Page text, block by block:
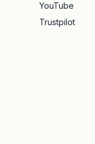
YouTube
Trustpilot